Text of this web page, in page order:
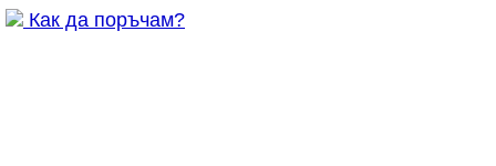
Как да поръчам?